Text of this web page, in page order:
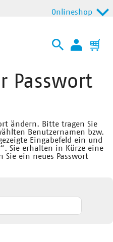
Onlineshop
Passwort
ändern. Bitte tragen Sie
Benutzernamen bzw.
Eingabefeld ein und
Sie erhalten in Kürze eine
ein neues Passwort